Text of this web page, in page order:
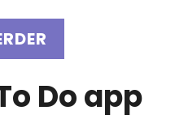
Do app